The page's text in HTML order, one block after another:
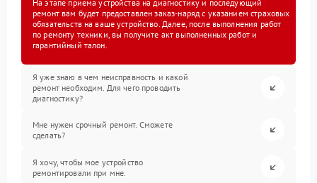
На этапе приема устройства на диагностику и последующий
ремонт вам будет предоставлен заказ-наряд с указанием страховых
обязательств на ваше устройство. Далее, после выполнения работ
по ремонту техники, вы получите акт выполненных работ и
гарантийный талон.
Я уже знаю в чем неисправность и какой
ремонт необходим. Для чего проводить
диагностику?
Мне нужен срочный ремонт. Сможете
сделать?
Я хочу, чтобы мое устройство
ремонтировали при мне.